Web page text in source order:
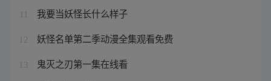
我要当妖怪长什么样子
12 妖怪名单第二季动漫全集观看免费
13 鬼灭之刃第一集在线看